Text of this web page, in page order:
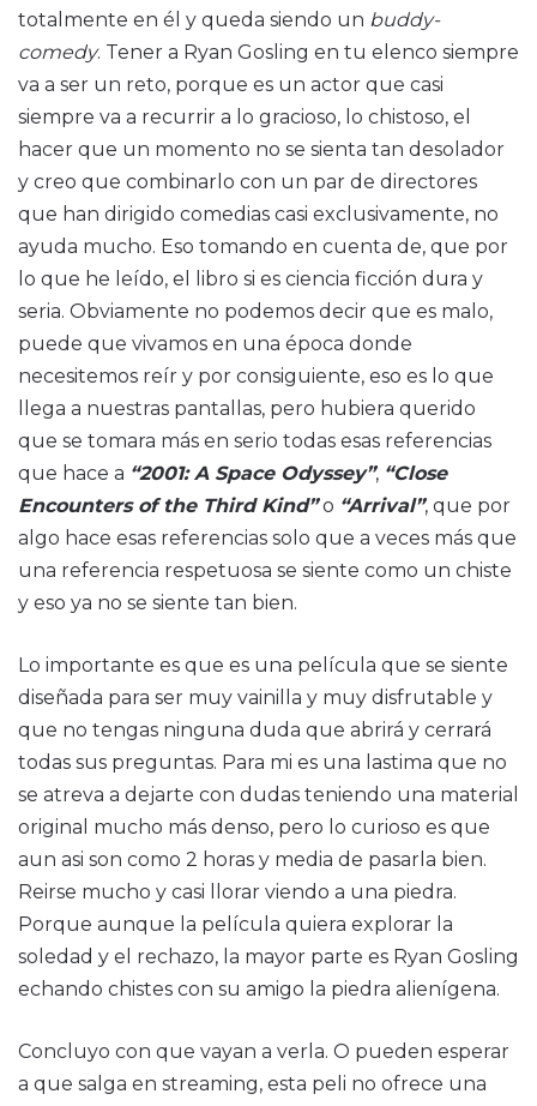
totalmente en él y queda siendo un buddy-
comedy. Tener a Ryan Gosling en tu elenco siempre
va a ser un reto, porque es un actor que casi
siempre va a recurrir a lo gracioso, lo chistoso, el
hacer que un momento no se sienta tan desolador
y creo que combinarlo con un par de directores
que han dirigido comedias casi exclusivamente, no
ayuda mucho. Eso tomando en cuenta de, que por
lo que he leído, el libro si es ciencia ficción dura y
seria. Obviamente no podemos decir que es malo,
puede que vivamos en una época donde
necesitemos reír y por consiguiente, eso es lo que
llega a nuestras pantallas, pero hubiera querido
que se tomara más en serio todas esas referencias
que hace a “2001: A Space Odyssey”, “Close
Encounters of the Third Kind”o “Arrival”, que por
algo hace esas referencias solo que a veces más que
una referencia respetuosa se siente como un chiste
y eso ya no se siente tan bien.
Lo importante es que es una película que se siente
diseñada para ser muy vainilla y muy disfrutable y
que no tengas ninguna duda que abrirá y cerrará
todas sus preguntas. Para mi es una lastima que no
se atreva a dejarte con dudas teniendo una material
original mucho más denso, pero lo curioso es que
aun asi son como 2 horas y media de pasarla bien.
Reirse mucho y casi llorar viendo a una piedra.
Porque aunque la película quiera explorar la
soledad y el rechazo, la mayor parte es Ryan Gosling
echando chistes con su amigo la piedra alienígena.
Concluyo con que vayan a verla. O pueden esperar
a que salga en streaming, esta peli no ofrece una